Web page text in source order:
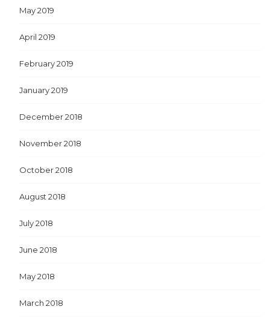
May 2019
April 2019
February 2019
January 2019
December 2018
November 2018
October 2018
August 2018
July 2018
June 2018
May 2018
March 2018